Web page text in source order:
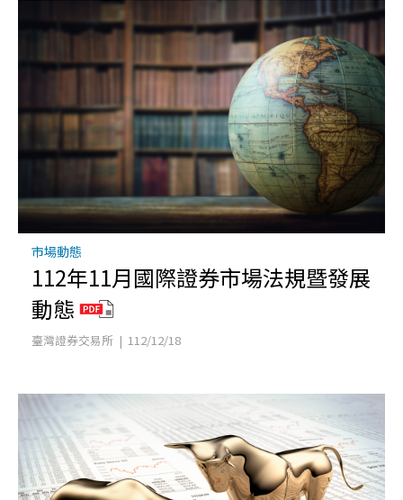
市場動態
112年11月國際證券市場法規暨發展
動態
臺灣證券交易所 | 112/12/18